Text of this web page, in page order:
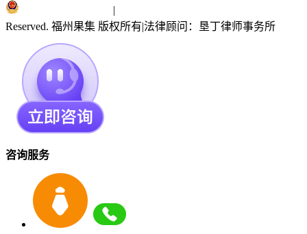
|
Reserved. 福州果集 版权所有|法律顾问：垦丁律师事务所
咨询服务